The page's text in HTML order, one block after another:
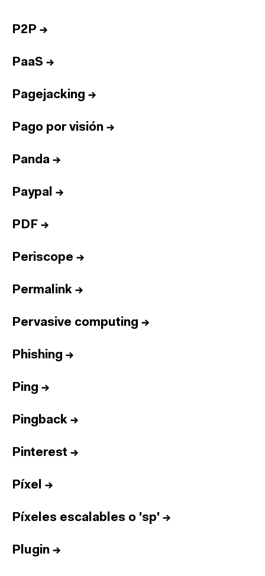
P2P →
PaaS →
Pagejacking →
Pago por visión →
Panda →
Paypal →
PDF →
Periscope →
Permalink →
Pervasive computing →
Phishing →
Ping →
Pingback →
Pinterest →
Píxel →
Píxeles escalables o 'sp' →
Plugin →